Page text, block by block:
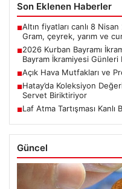
Son Eklenen Haberler
■Altın fiyatları canlı 8
Gram, çeyrek, yarım ve
■2026 Kurban Bayramı
Bayram İkramiyesi Günleri
■Açık Hava Mutfakları ve
■Hatay’da Koleksiyon
Servet Biriktiriyor
■Laf Atma Tartışması
Güncel